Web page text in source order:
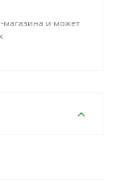
магазина и может